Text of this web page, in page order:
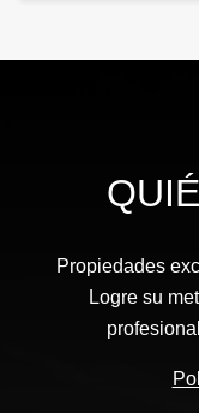
Propiedades
Logre su